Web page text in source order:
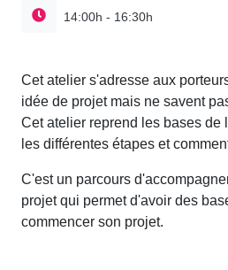
14:00h - 16:30h
Cet atelier s'adresse aux
idée de projet mais ne savent
Cet atelier reprend les bases
les différentes étapes et
C'est un parcours
projet qui permet d'avoir des
commencer son projet.